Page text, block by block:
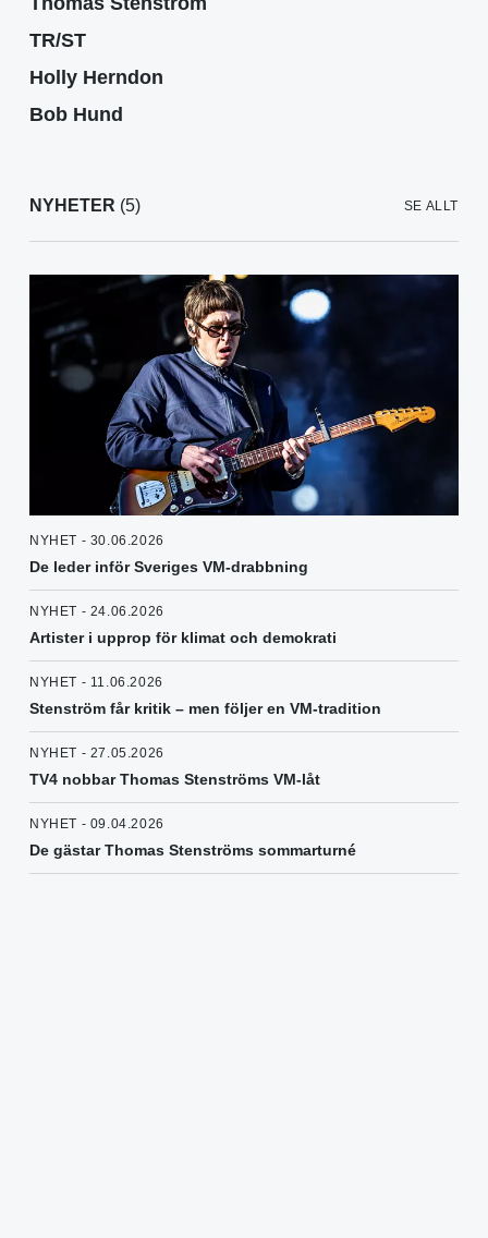
TR/ST
Holly Herndon
Bob Hund
NYHETER (5) SE ALLT
NYHET - 30.06.2026
De leder inför Sveriges VM-drabbning
NYHET - 24.06.2026
Artister i upprop för klimat och demokrati
NYHET - 11.06.2026
Stenström får kritik – men följer en VM-tradition
NYHET - 27.05.2026
TV4 nobbar Thomas Stenströms VM-låt
NYHET - 09.04.2026
De gästar Thomas Stenströms sommarturné